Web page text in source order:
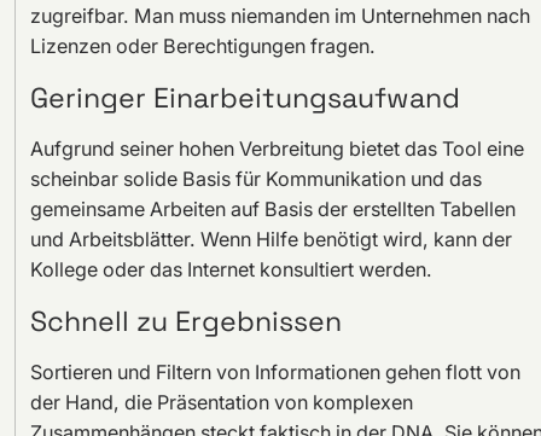
zugreifbar. Man muss niemanden im Unternehmen nach
Lizenzen oder Berechtigungen fragen.
Geringer Einarbeitungsaufwand
Aufgrund seiner hohen Verbreitung bietet das Tool eine
scheinbar solide Basis für Kommunikation und das
gemeinsame Arbeiten auf Basis der erstellten Tabellen
und Arbeitsblätter. Wenn Hilfe benötigt wird, kann der
Kollege oder das Internet konsultiert werden.
Schnell zu Ergebnissen
Sortieren und Filtern von Informationen gehen flott von
der Hand, die Präsentation von komplexen